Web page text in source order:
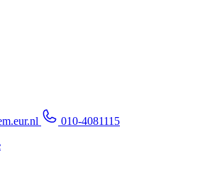
010-4081115